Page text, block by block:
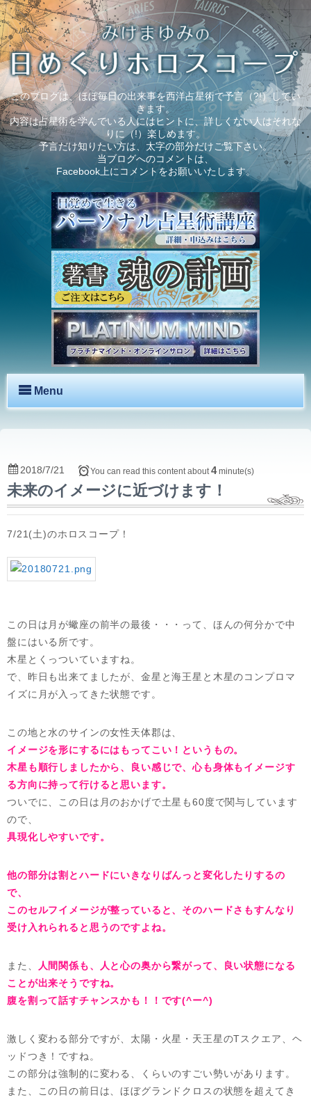
このブログは、ほぼ毎日の出来事を西洋占星術で予言（?!）してい
きます。
内容は占星術を学んでいる人にはヒントに、詳しくない人はそれな
りに（!）楽しめます。
予言だけ知りたい方は、太字の部分だけご覧下さい。
当ブログへのコメントは、
Facebook上にコメントをお願いいたします。
Menu
未来のイメージに近づけます！
2018/7/21 You can read this content about4minute(s)
7/21(土)のホロスコープ！
この日は月が蠍座の前半の最後・・・って、ほんの何分かで中
盤にはいる所です。
木星とくっついていますね。
で、昨日も出来てましたが、金星と海王星と木星のコンプロマ
イズに月が入ってきた状態です。
この地と水のサインの女性天体郡は、
イメージを形にするにはもってこい！というもの。
木星も順行しましたから、良い感じで、心も身体もイメージす
る方向に持って行けると思います。
ついでに、この日は月のおかげで土星も60度で関与しています
ので、
具現化しやすいです。
他の部分は割とハードにいきなりばんっと変化したりするの
で、
このセルフイメージが整っていると、そのハードさもすんなり
受け入れられると思うのですよね。
また、
人間関係も、人と心の奥から繋がって、良い状態になる
ことが出来そうですね。
腹を割って話すチャンスかも！！です(^ー^)
激しく変わる部分ですが、太陽・火星・天王星のTスクエア、ヘ
ッドつき！ですね。
この部分は強制的に変わる、くらいのすごい勢いがあります。
また、この日の前日は、ほぼグランドクロスの状態を超えてき